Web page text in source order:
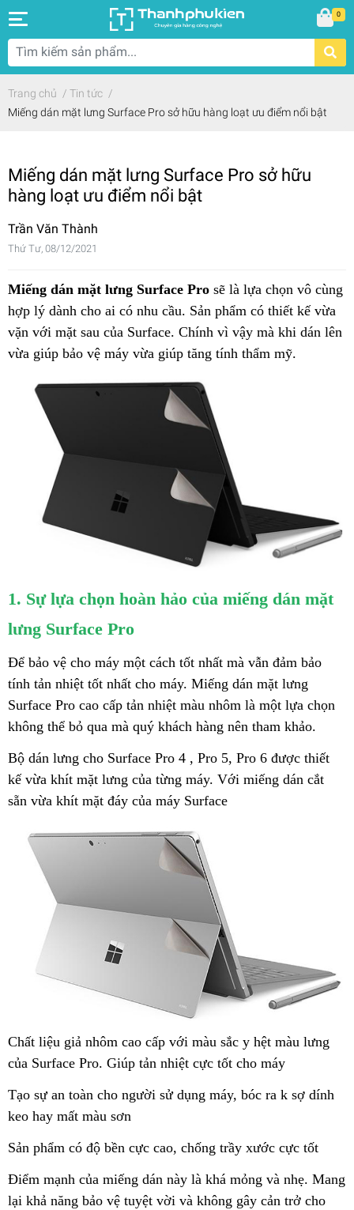
0
Trang chủ / Tin tức /
Miếng dán mặt lưng Surface Pro sở hữu hàng loạt ưu điểm nổi bật
Miếng dán mặt lưng Surface Pro sở hữu
hàng loạt ưu điểm nổi bật
Trần Văn Thành
Thứ Tư, 08/12/2021
Miếng dán mặt lưng Surface Pro sẽ là lựa chọn vô cùng
hợp lý dành cho ai có nhu cầu. Sản phẩm có thiết kế vừa
vặn với mặt sau của Surface. Chính vì vậy mà khi dán lên
vừa giúp bảo vệ máy vừa giúp tăng tính thẩm mỹ.
1. Sự lựa chọn hoàn hảo của miếng dán mặt
lưng Surface Pro
Để bảo vệ cho máy một cách tốt nhất mà vẫn đảm bảo
tính tản nhiệt tốt nhất cho máy. Miếng dán mặt lưng
Surface Pro cao cấp tản nhiệt màu nhôm là một lựa chọn
không thể bỏ qua mà quý khách hàng nên tham khảo.
Bộ dán lưng cho Surface Pro 4 , Pro 5, Pro 6 được thiết
kế vừa khít mặt lưng của từng máy. Với miếng dán cắt
sẵn vừa khít mặt đáy của máy Surface
Chất liệu giả nhôm cao cấp với màu sắc y hệt màu lưng
của Surface Pro. Giúp tản nhiệt cực tốt cho máy
Tạo sự an toàn cho người sử dụng máy, bóc ra k sợ dính
keo hay mất màu sơn
Sản phẩm có độ bền cực cao, chống trầy xước cực tốt
Điểm mạnh của miếng dán này là khá mỏng và nhẹ. Mang
lại khả năng bảo vệ tuyệt vời và không gây cản trở cho